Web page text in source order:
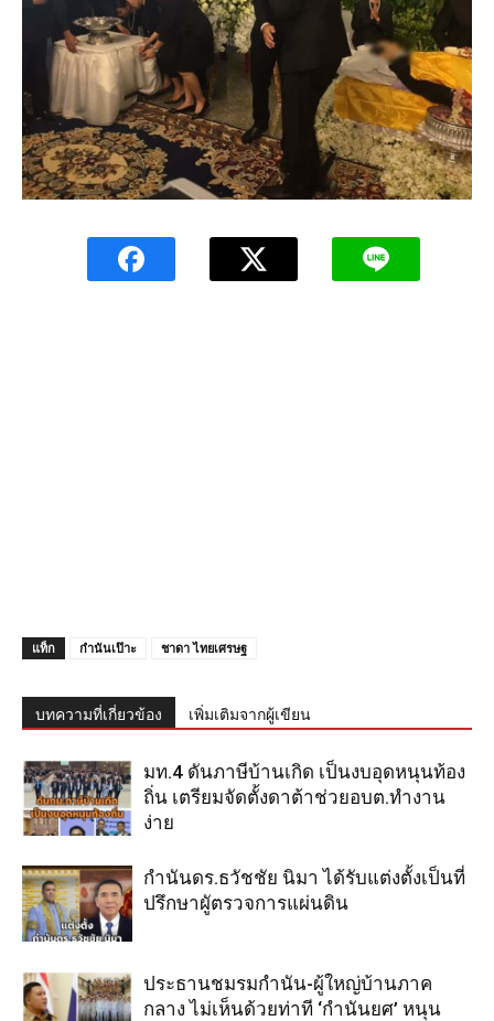
แท็ก กำนันเป๊าะ ชาดา ไทยเศรษฐ
บทความที่เกี่ยวข้อง เพิ่มเติมจากผู้เขียน
มท.4 ดันภาษีบ้านเกิด เป็นงบอุดหนุนท้อง
ถิ่น เตรียมจัดตั้งดาต้าช่วยอบต.ทำงาน
ง่าย
กำนันดร.ธวัชชัย นิมา ได้รับแต่งตั้งเป็นที่
ปรึกษาผูัตรวจการแผ่นดิน
ประธานชมรมกำนัน-ผู้ใหญ่บ้านภาค
กลาง ไม่เห็นด้วยท่าที ‘กำนันยศ’ หนุน